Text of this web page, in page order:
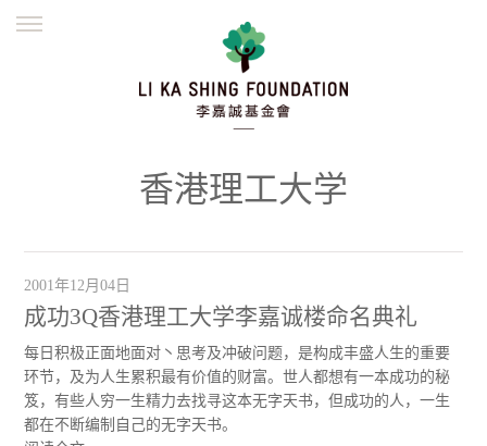
並肩同行
繁體
香港理工大学
2001年12月04日
成功3Q香港理工大学李嘉诚楼命名典礼
每日积极正面地面对丶思考及冲破问题，是构成丰盛人生的重要
环节，及为人生累积最有价值的财富。世人都想有一本成功的秘
笈，有些人穷一生精力去找寻这本无字天书，但成功的人，一生
都在不断编制自己的无字天书。